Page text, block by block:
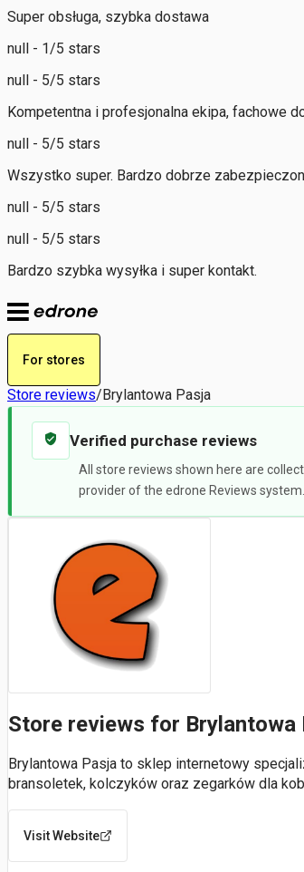
Super obsługa, szybka dostawa
null - 1/5 stars
null - 5/5 stars
Kompetentna i profesjonalna ekipa, fachowe
null - 5/5 stars
Wszystko super. Bardzo dobrze
null - 5/5 stars
null - 5/5 stars
Bardzo szybka wysyłka i super kontakt.
For stores
Store reviews/Brylantowa Pasja
Verified purchase reviews
All store reviews shown here are
provider of the edrone Reviews system.
Store reviews for Brylantowa
Brylantowa Pasja to sklep internetowy
bransoletek, kolczyków oraz zegarków dla
Visit Website